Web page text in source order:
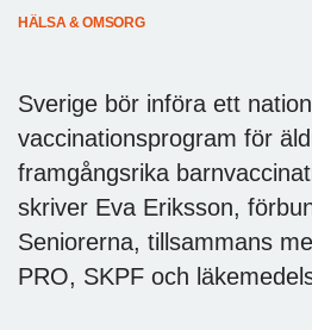
HÄLSA & OMSORG
Sverige bör införa ett
vaccinationsprogram för
framgångsrika
skriver Eva Eriksson,
Seniorerna, tillsammans
PRO, SKPF och